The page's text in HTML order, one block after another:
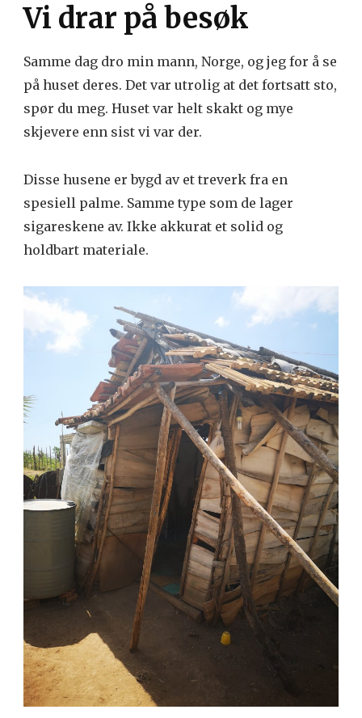
Vi drar på besøk
Samme dag dro min mann, Norge, og jeg for å se
på huset deres. Det var utrolig at det fortsatt sto,
spør du meg. Huset var helt skakt og mye
skjevere enn sist vi var der.
Disse husene er bygd av et treverk fra en
spesiell palme. Samme type som de lager
sigareskene av. Ikke akkurat et solid og
holdbart materiale.